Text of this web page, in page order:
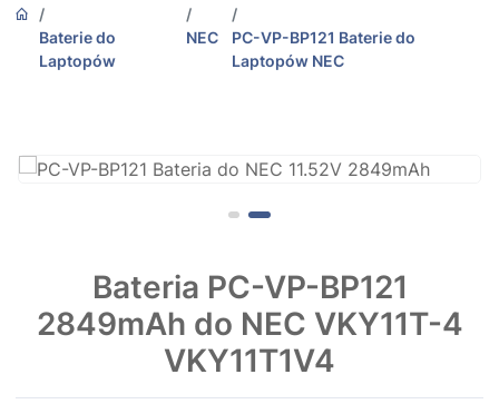
Baterie do
Laptopów
NEC
PC-VP-BP121 Baterie do
Laptopów NEC
Bateria PC-VP-BP121
2849mAh do NEC VKY11T-4
VKY11T1V4